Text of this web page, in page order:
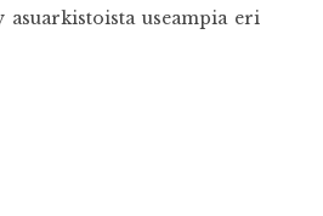
useampia eri